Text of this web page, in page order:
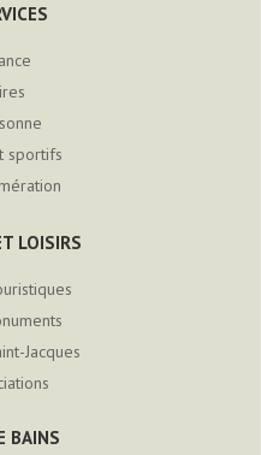
sportifs
LOISIRS
Jacques
BAINS